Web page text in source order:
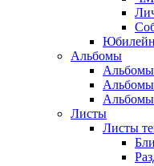
Альбомы
Альбомы
Альбомы
Листы
Листы